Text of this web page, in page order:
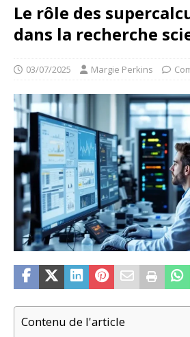
Le rôle des
dans la recherche
03/07/2025 Margie Perkins
Contenu de l'article